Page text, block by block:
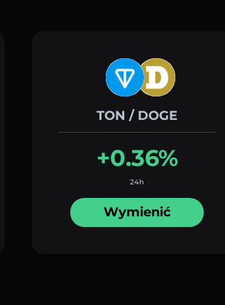
TON / DOGE
+0.36%
24h
Wymienić